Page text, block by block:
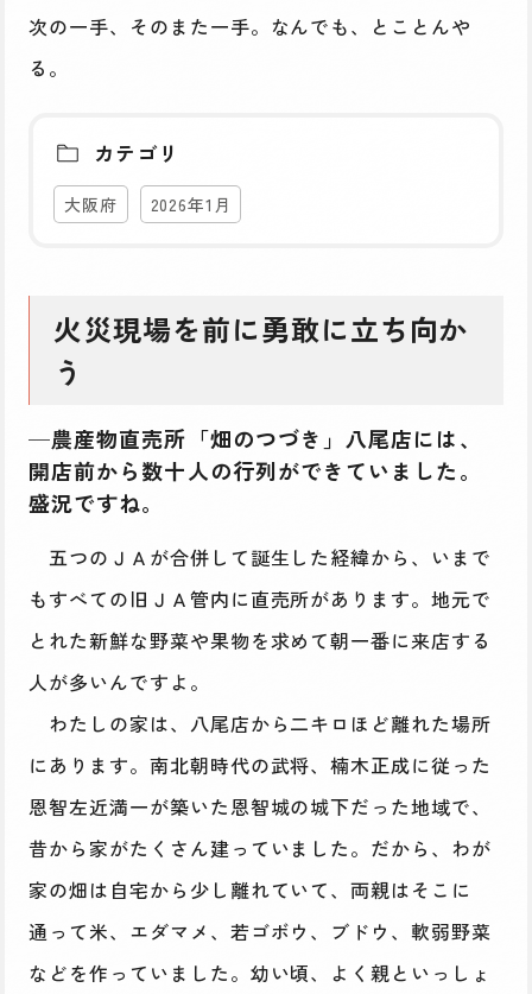
次の一手、そのまた一手。なんでも、とことんや
る。
カテゴリ
大阪府 2026年1月
火災現場を前に勇敢に立ち向か
う
─農産物直売所「畑のつづき」八尾店には、
開店前から数十人の行列ができていました。
盛況ですね。
五つのＪＡが合併して誕生した経緯から、いまで
もすべての旧ＪＡ管内に直売所があります。地元で
とれた新鮮な野菜や果物を求めて朝一番に来店する
人が多いんですよ。
わたしの家は、八尾店から二キロほど離れた場所
にあります。南北朝時代の武将、楠木正成に従った
恩智左近満一が築いた恩智城の城下だった地域で、
昔から家がたくさん建っていました。だから、わが
家の畑は自宅から少し離れていて、両親はそこに
通って米、エダマメ、若ゴボウ、ブドウ、軟弱野菜
などを作っていました。幼い頃、よく親といっしょ